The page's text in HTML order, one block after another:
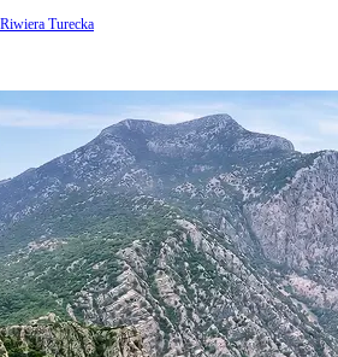
Turecka